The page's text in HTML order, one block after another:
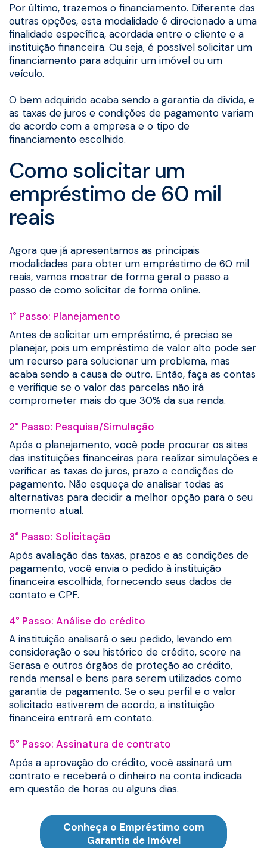
Por último, trazemos o financiamento. Diferente das
outras opções, esta modalidade é direcionado a uma
finalidade específica, acordada entre o cliente e a
instituição financeira. Ou seja, é possível solicitar um
financiamento para adquirir um imóvel ou um
veículo.
O bem adquirido acaba sendo a garantia da dívida, e
as taxas de juros e condições de pagamento variam
de acordo com a empresa e o tipo de
financiamento escolhido.
Como solicitar um
empréstimo de 60 mil
reais
Agora que já apresentamos as principais
modalidades para obter um empréstimo de 60 mil
reais, vamos mostrar de forma geral o passo a
passo de como solicitar de forma online.
1° Passo: Planejamento
Antes de solicitar um empréstimo, é preciso se
planejar, pois um empréstimo de valor alto pode ser
um recurso para solucionar um problema, mas
acaba sendo a causa de outro. Então, faça as contas
e verifique se o valor das parcelas não irá
comprometer mais do que 30% da sua renda.
2° Passo: Pesquisa/Simulação
Após o planejamento, você pode procurar os sites
das instituições financeiras para realizar simulações e
verificar as taxas de juros, prazo e condições de
pagamento. Não esqueça de analisar todas as
alternativas para decidir a melhor opção para o seu
momento atual.
3° Passo: Solicitação
Após avaliação das taxas, prazos e as condições de
pagamento, você envia o pedido à instituição
financeira escolhida, fornecendo seus dados de
contato e CPF.
4° Passo: Análise do crédito
A instituição analisará o seu pedido, levando em
consideração o seu histórico de crédito, score na
Serasa e outros órgãos de proteção ao crédito,
renda mensal e bens para serem utilizados como
garantia de pagamento. Se o seu perfil e o valor
solicitado estiverem de acordo, a instituição
financeira entrará em contato.
5° Passo: Assinatura de contrato
Após a aprovação do crédito, você assinará um
contrato e receberá o dinheiro na conta indicada
em questão de horas ou alguns dias.
Conheça o Empréstimo com
Garantia de Imóvel